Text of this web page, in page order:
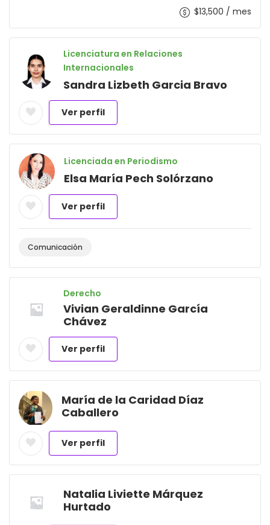
$13,500 / mes
Licenciatura en Relaciones
Internacionales
Sandra Lizbeth Garcia Bravo
Ver perfil
Licenciada en Periodismo
Elsa María Pech Solórzano
Ver perfil
Comunicación
Derecho
Vivian Geraldinne García
Chávez
Ver perfil
María de la Caridad Díaz
Caballero
Ver perfil
Natalia Liviette Márquez
Hurtado